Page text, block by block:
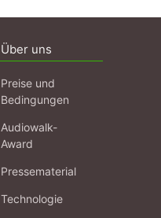
Über uns
Preise und
Bedingungen
Audiowalk-
Award
Pressematerial
Technologie